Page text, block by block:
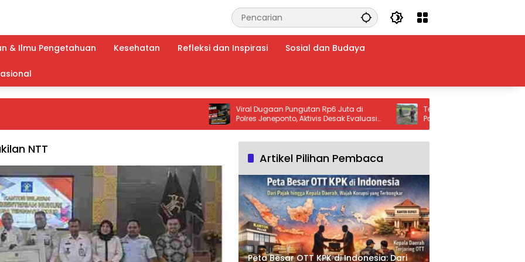
& Ilmu Pengetahuan Kesehatan Refleksi dan Inspirasi Sosial dan Budaya
Viral Dugaan Pungutan Rp6 Juta di
Polres Jeneponto, Aktivis Desak Evaluasi
Total
Tempat Wudu TMMD ke-129 di Lhok
Panah Rampung, Lengkapi Fasilitas
Sumur Bor dan MCK
NTT
Artikel Pilihan Pembaca
Peta Besar OTT KPK di Indonesia: Dari